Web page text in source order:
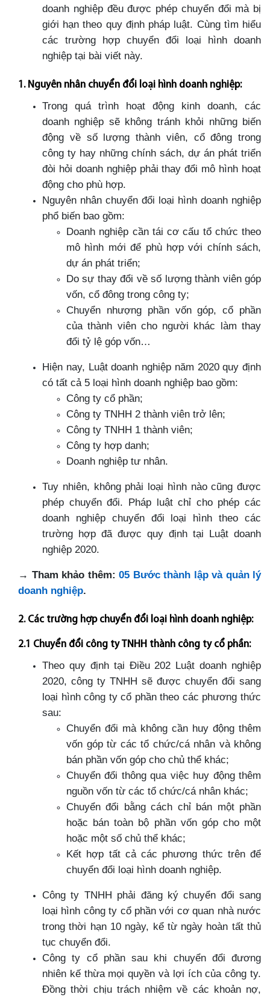
doanh nghiệp đều được phép chuyển đổi mà bị
giới hạn theo quy định pháp luật. Cùng tìm hiểu
các trường hợp chuyển đổi loại hình doanh
nghiệp tại bài viết này.
1. Nguyên nhân chuyển đổi loại hình doanh nghiệp:
Trong quá trình hoạt động kinh doanh, các
doanh nghiệp sẽ không tránh khỏi những biến
động về số lượng thành viên, cổ đông trong
công ty hay những chính sách, dự án phát triển
đòi hỏi doanh nghiệp phải thay đổi mô hình hoạt
động cho phù hợp.
Nguyên nhân chuyển đổi loại hình doanh nghiệp
phổ biến bao gồm:
Doanh nghiệp cần tái cơ cấu tổ chức theo
mô hình mới để phù hợp với chính sách,
dự án phát triển;
Do sự thay đổi về số lượng thành viên góp
vốn, cổ đông trong công ty;
Chuyển nhượng phần vốn góp, cổ phần
của thành viên cho người khác làm thay
đổi tỷ lệ góp vốn…
Hiện nay, Luật doanh nghiệp năm 2020 quy định
có tất cả 5 loại hình doanh nghiệp bao gồm:
Công ty cổ phần;
Công ty TNHH 2 thành viên trở lên;
Công ty TNHH 1 thành viên;
Công ty hợp danh;
Doanh nghiệp tư nhân.
Tuy nhiên, không phải loại hình nào cũng được
phép chuyển đổi. Pháp luật chỉ cho phép các
doanh nghiệp chuyển đổi loại hình theo các
trường hợp đã được quy định tại Luật doanh
nghiệp 2020.
→ Tham khảo thêm: 05 Bước thành lập và quản lý
doanh nghiệp.
2. Các trường hợp chuyển đổi loại hình doanh nghiệp:
2.1 Chuyển đổi công ty TNHH thành công ty cổ phần:
Theo quy định tại Điều 202 Luật doanh nghiệp
2020, công ty TNHH sẽ được chuyển đổi sang
loại hình công ty cổ phần theo các phương thức
sau:
Chuyển đổi mà không cần huy động thêm
vốn góp từ các tổ chức/cá nhân và không
bán phần vốn góp cho chủ thể khác;
Chuyển đổi thông qua việc huy động thêm
nguồn vốn từ các tổ chức/cá nhân khác;
Chuyển đổi bằng cách chỉ bán một phần
hoặc bán toàn bộ phần vốn góp cho một
hoặc một số chủ thể khác;
Kết hợp tất cả các phương thức trên để
chuyển đổi loại hình doanh nghiệp.
Công ty TNHH phải đăng ký chuyển đổi sang
loại hình công ty cổ phần với cơ quan nhà nước
trong thời hạn 10 ngày, kể từ ngày hoàn tất thủ
tục chuyển đổi.
Công ty cổ phần sau khi chuyển đổi đương
nhiên kế thừa mọi quyền và lợi ích của công ty.
Đồng thời chịu trách nhiệm về các khoản nợ,